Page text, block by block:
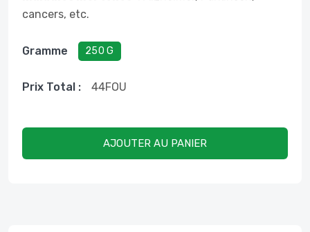
cancers, etc.
Gramme 250 G
Prix ​​total : 44FOU
AJOUTER AU PANIER